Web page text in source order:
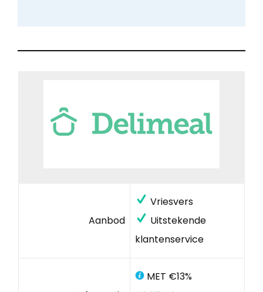
Aanbod
Vriesvers
Uitstekende
klantenservice
MET €13%